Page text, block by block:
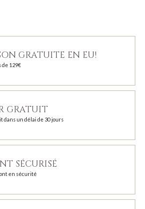
GRATUITE EN EU!
de 129€
GRATUIT
dans un délai de 30 jours
SÉCURISÉ
en sécurité